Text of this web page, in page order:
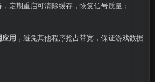
，定期重启可清除缓存，恢复信号质量；
应用 ，避免其他程序抢占带宽，保证游戏数据